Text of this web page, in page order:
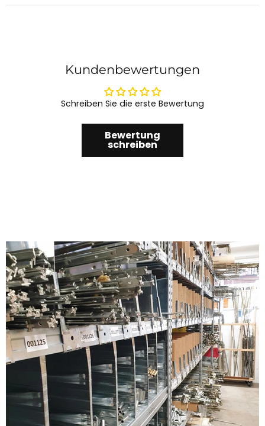
Kundenbewertungen
Schreiben Sie die erste Bewertung
Bewertung
schreiben